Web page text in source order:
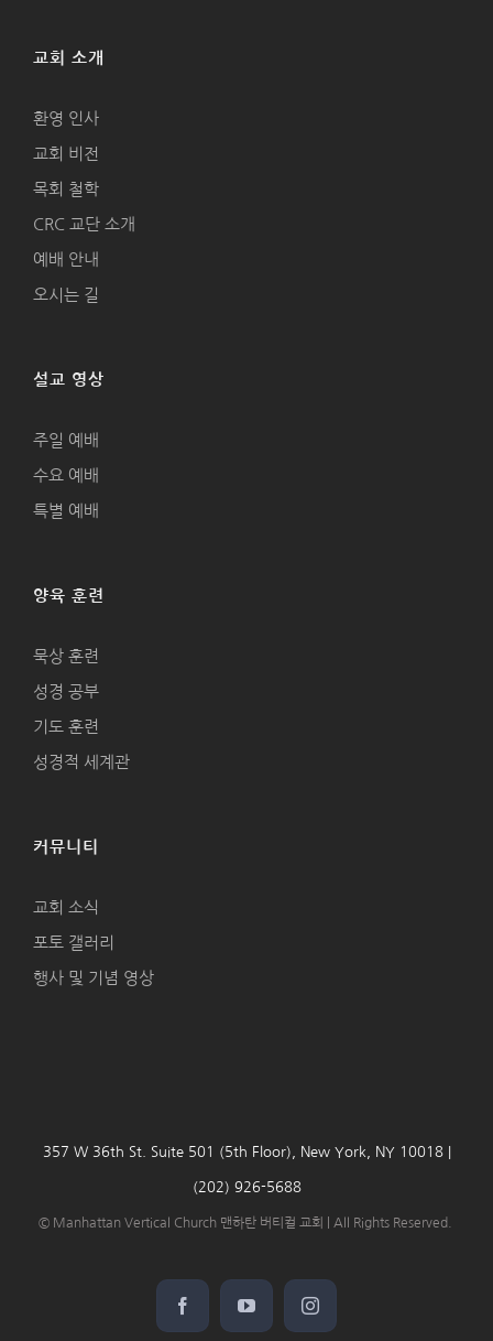
교회 소개
환영 인사
교회 비전
목회 철학
CRC 교단 소개
예배 안내
오시는 길
설교 영상
주일 예배
수요 예배
특별 예배
양육 훈련
묵상 훈련
성경 공부
기도 훈련
성경적 세계관
커뮤니티
교회 소식
포토 갤러리
행사 및 기념 영상
357 W 36th St. Suite 501 (5th Floor), New York, NY 10018 |
(202) 926-5688
© Manhattan Vertical Church 맨하탄 버티컬 교회 | All Rights Reserved.
FacebookYouTubeInstagram